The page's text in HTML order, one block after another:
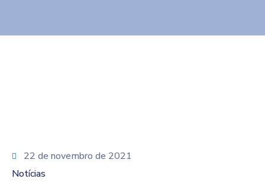
22 de novembro de 2021
Notícias